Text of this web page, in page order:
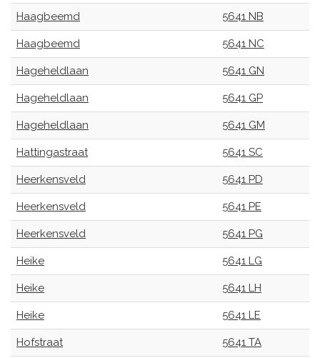
Haagbeemd 5641 NB
Haagbeemd 5641 NC
Hageheldlaan 5641 GN
Hageheldlaan 5641 GP
Hageheldlaan 5641 GM
Hattingastraat 5641 SC
Heerkensveld 5641 PD
Heerkensveld 5641 PE
Heerkensveld 5641 PG
Heike 5641 LG
Heike 5641 LH
Heike 5641 LE
Hofstraat 5641 TA